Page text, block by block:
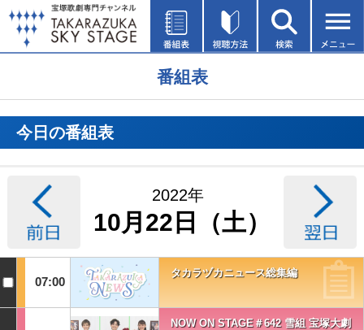
番組表
今日の番組表
2022年
10月22日（土）
07:00
タカラヅカニュース総集編
NOW ON STAGE＃642 雪組 宝塚大劇